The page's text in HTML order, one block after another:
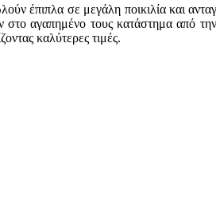
έπιπλα σε μεγάλη ποικιλία και
αγαπημένο τους κατάστημα από
καλύτερες τιμές.